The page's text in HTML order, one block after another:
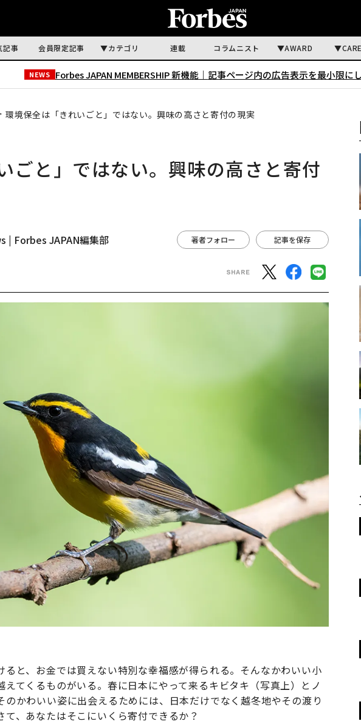
記事 会員限定記事 カテゴリ 連載 コラムニスト AWARD
NEWS Forbes JAPAN MEMBERSHIP 新機能｜ 記事ページ内の広告表示を最小限に
環境保全は「きれいごと」ではない。興味の高さと寄付の現実
ごと」ではない。興味の高さと寄付
| Forbes JAPAN編集部 著者フォロー 記事を保存
と、お金では買えない特別な幸福感が得られる。そんなかわいい小
てくるものがいる。春に日本にやって来るキビタキ（写真上）とノ
のかわいい姿に出会えるためには、日本だけでなく越冬地やその渡り
、あなたはそこにいくら寄付できるか？